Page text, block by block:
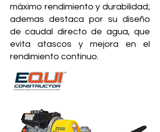
máximo rendimiento y durabilidad;
ademas destaca por su diseño
de caudal directo de agua, que
evita atascos y mejora en el
rendimiento continuo.